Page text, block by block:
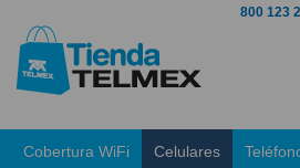
800 123
Cobertura WiFi Celulares